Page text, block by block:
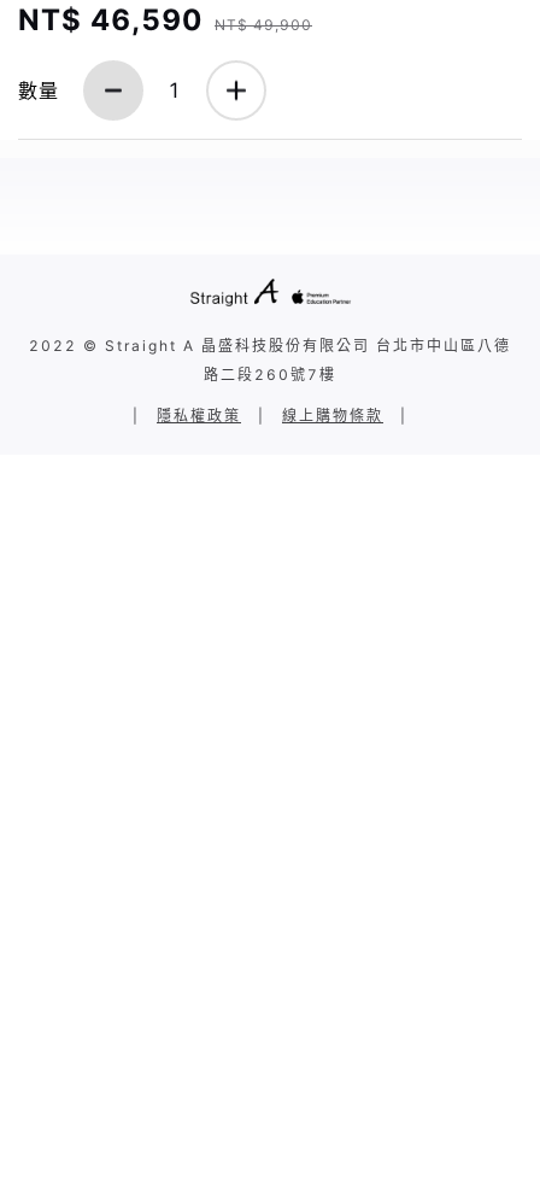
NT$ 46,590 NT$ 49,900
數量 1
2022 © Straight A 晶盛科技股份有限公司 台北市中山區八德
路二段260號7樓
隱私權政策 線上購物條款